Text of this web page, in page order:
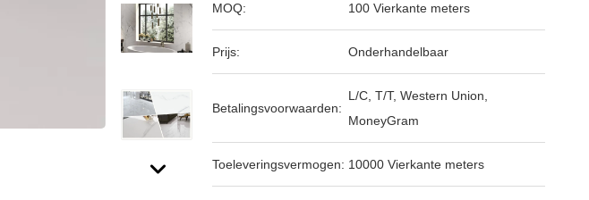
MOQ: 100 Vierkante meters
Prijs: Onderhandelbaar
Betalingsvoorwaarden:
L/C, T/T, Western Union,
MoneyGram
Toeleveringsvermogen: 10000 Vierkante meters